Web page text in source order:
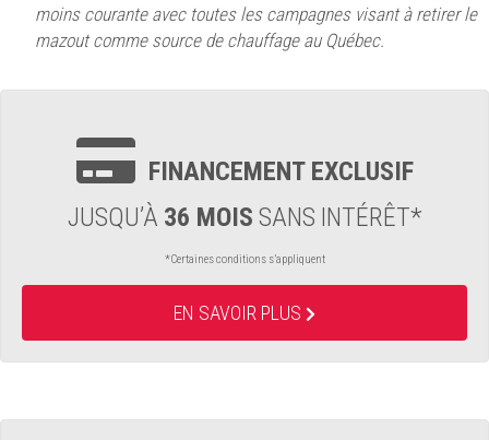
FINANCEMENT EXCLUSIF
JUSQU’À 36 MOIS SANS INTÉRÊT*
*Certaines conditions s’appliquent
EN SAVOIR PLUS
moins courante avec toutes les campagnes visant à retirer le
mazout comme source de chauffage au Québec.